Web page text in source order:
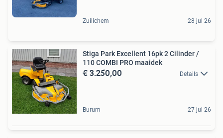
Zuilichem 28 jul 26
Stiga Park Excellent 16pk 2 Cilinder /
110 COMBI PRO maaidek
€ 3.250,00 Details
Burum 27 jul 26